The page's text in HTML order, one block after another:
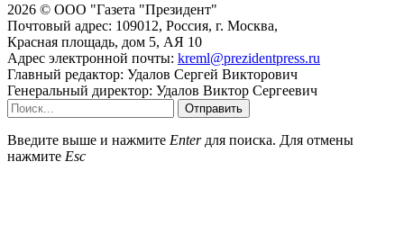
2026 © ООО "Газета "Президент"
Почтовый адрес: 109012, Россия, г. Москва,
Красная площадь, дом 5, АЯ 10
Адрес электронной почты: kreml@prezidentpress.ru
Главный редактор: Удалов Сергей Викторович
Генеральный директор: Удалов Виктор Сергеевич
Отправить
Введите выше и нажмите Enterдля поиска. Для отмены
нажмите Esc